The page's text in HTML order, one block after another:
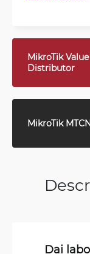
MikroTik
Distributor
MikroTik
Dai